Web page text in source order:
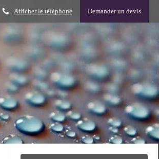
Demander un devis
Afficher le téléphone